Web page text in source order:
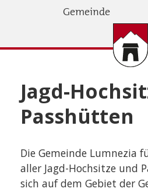
Gemeinde
Jagd-
Passhütten
Die Gemeinde Lumnezia
aller Jagd-Hochsitze und
sich auf dem Gebiet der